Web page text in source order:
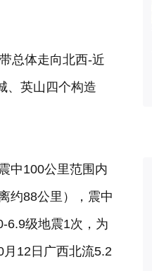
总体走向北西-近
、英山四个构造
中100公里范围内
约88公里），震中
6.9级地震1次，为
12日广西北流5.2